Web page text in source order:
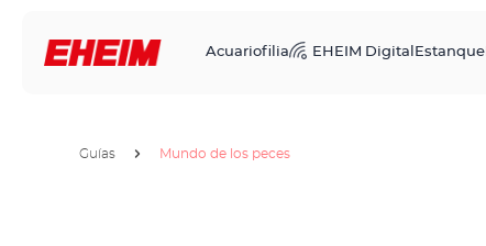
Acuariofilia EHEIM Digital Estanque
Guías Mundo de los peces